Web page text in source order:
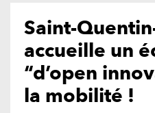
Saint-
accueille un
“d’open
la mobilité !